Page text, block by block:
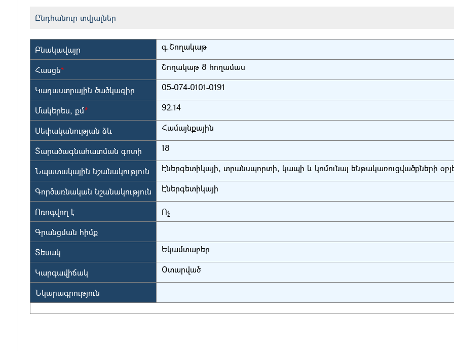
Ընդհանուր տվյալներ
Բնակավայր գ.Շողակաթ
Հասցե* Շողակաթ 8 հողամաս
Կադաստրային ծածկագիր 05-074-0101-0191
Մակերես, քմ* 92.14
Սեփականության ձև Համայնքային
Տարածագնահատման գոտի 18
Նպատակային նշանակություն Էներգետիկայի, տրանսպորտի, կապի և կոմունալ ենթակառուցվածքների
Գործառնական նշանակություն Էներգետիկայի
Ոռոգվող է
Ոչ
Գրանցման հիմք
Տեսակ
Եկամտաբեր
Կարգավիճակ Օտարված
Նկարագրություն